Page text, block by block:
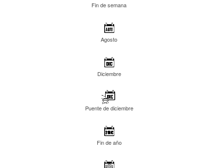
Fin de semana
Agosto
Diciembre
Puente de diciembre
Fin de año